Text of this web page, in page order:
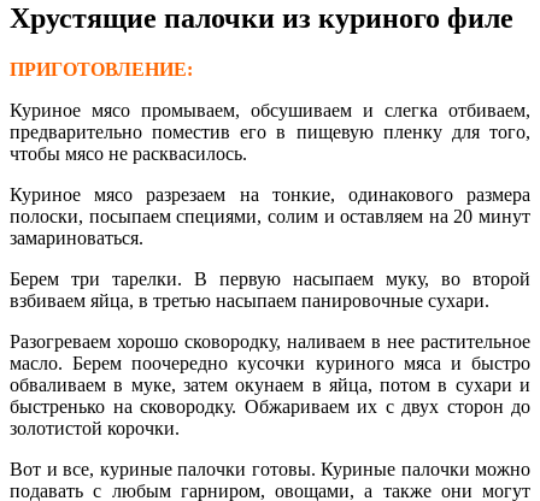
Хрустящие палочки из куриного филе
ПРИГОТОВЛЕНИЕ:
Куриное мясо промываем, обсушиваем и слегка отбиваем,
предварительно поместив его в пищевую пленку для того,
чтобы мясо не расквасилось.
Куриное мясо разрезаем на тонкие, одинакового размера
полоски, посыпаем специями, солим и оставляем на 20 минут
замариноваться.
Берем три тарелки. В первую насыпаем муку, во второй
взбиваем яйца, в третью насыпаем панировочные сухари.
Разогреваем хорошо сковородку, наливаем в нее растительное
масло. Берем поочередно кусочки куриного мяса и быстро
обваливаем в муке, затем окунаем в яйца, потом в сухари и
быстренько на сковородку. Обжариваем их с двух сторон до
золотистой корочки.
Вот и все, куриные палочки готовы. Куриные палочки можно
подавать с любым гарниром, овощами, а также они могут